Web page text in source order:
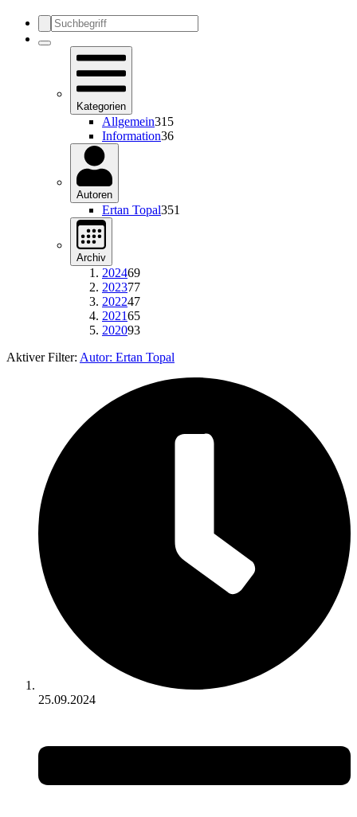
Kategorien
Allgemein315
Information36
Autoren
Ertan Topal351
Archiv
202469
202377
202247
202165
202093
Aktiver Filter: Autor: Ertan Topal
25.09.2024